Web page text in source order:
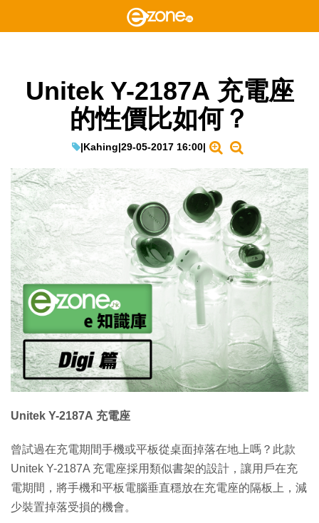
Unitek Y-2187A 充電座
的性價比如何？
|Kahing|29-05-2017 16:00|
Unitek Y-2187A 充電座
曾試過在充電期間手機或平板從桌面掉落在地上嗎？此款
Unitek Y-2187A 充電座採用類似書架的設計，讓用戶在充
電期間，將手機和平板電腦垂直穩放在充電座的隔板上，減
少裝置掉落受損的機會。